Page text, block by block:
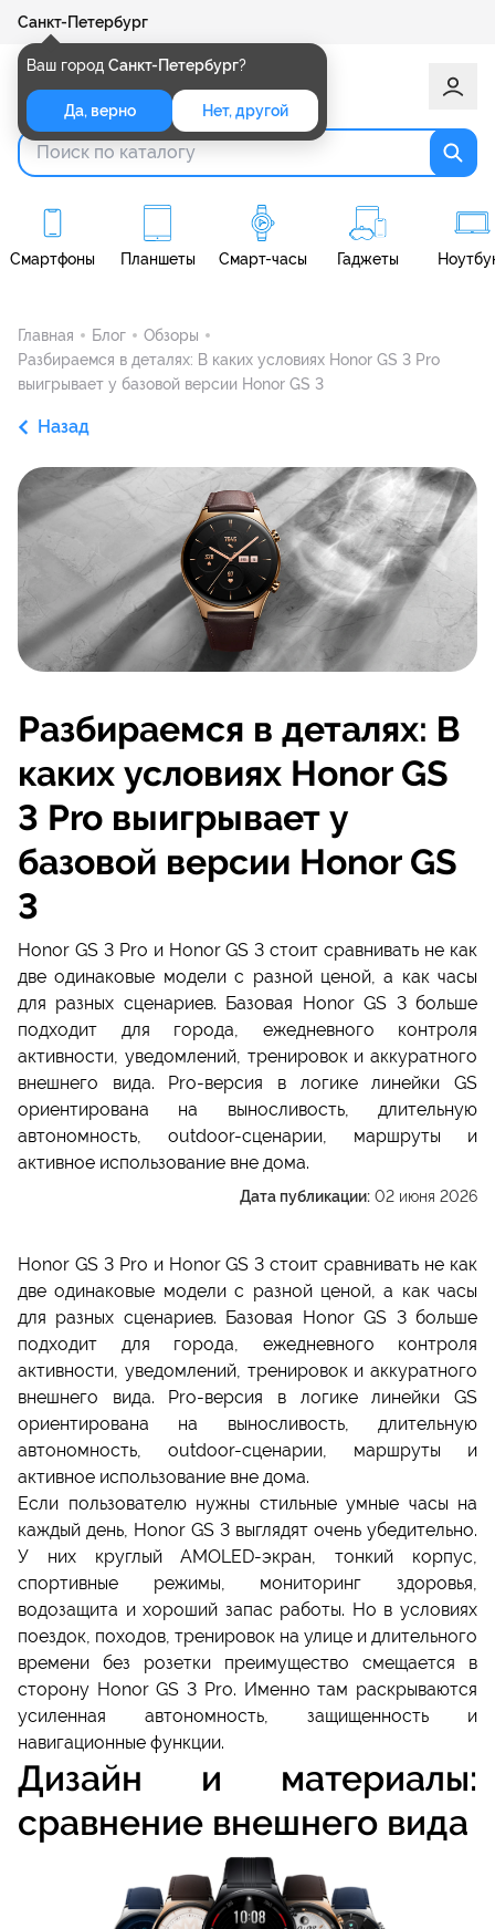
Санкт-Петербург
Смартфоны Планшеты Смарт-часы Гаджеты
Главная Блог
Обзоры
Разбираемся в деталях: В каких условиях Honor GS 3 Pro
выигрывает у базовой версии Honor GS 3
Назад
Разбираемся в деталях: В
каких условиях Honor GS
3 Pro выигрывает у
базовой версии Honor GS
3
Honor GS 3 Pro и Honor GS 3 стоит сравнивать не как
две одинаковые модели с разной ценой, а как часы
для разных сценариев. Базовая Honor GS 3 больше
подходит для города, ежедневного контроля
активности, уведомлений, тренировок и аккуратного
внешнего вида. Pro-версия в логике линейки GS
ориентирована на выносливость, длительную
автономность, outdoor-сценарии, маршруты и
активное использование вне дома.
Дата публикации: 02 июня 2026
Honor GS 3 Pro и Honor GS 3 стоит сравнивать не как
две одинаковые модели с разной ценой, а как часы
для разных сценариев. Базовая Honor GS 3 больше
подходит для города, ежедневного контроля
активности, уведомлений, тренировок и аккуратного
внешнего вида. Pro-версия в логике линейки GS
ориентирована на выносливость, длительную
автономность, outdoor-сценарии, маршруты и
активное использование вне дома.
Если пользователю нужны стильные умные часы на
каждый день, Honor GS 3 выглядят очень убедительно.
У них круглый AMOLED-экран, тонкий корпус,
спортивные режимы, мониторинг здоровья,
водозащита и хороший запас работы. Но в условиях
поездок, походов, тренировок на улице и длительного
времени без розетки преимущество смещается в
сторону Honor GS 3 Pro. Именно там раскрываются
усиленная автономность, защищенность и
навигационные функции.
Дизайн и материалы:
сравнение внешнего вида
Ваш город Санкт-Петербург?
Да, верно Нет, другой